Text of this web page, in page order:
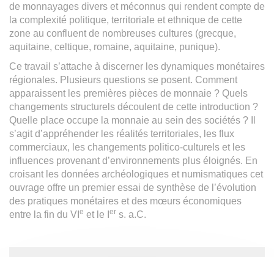
de monnayages divers et méconnus qui rendent compte de
la complexité politique, territoriale et ethnique de cette
zone au confluent de nombreuses cultures (grecque,
aquitaine, celtique, romaine, aquitaine, punique).
Ce travail s’attache à discerner les dynamiques monétaires
régionales. Plusieurs questions se posent. Comment
apparaissent les premières pièces de monnaie ? Quels
changements structurels découlent de cette introduction ?
Quelle place occupe la monnaie au sein des sociétés ? Il
s’agit d’appréhender les réalités territoriales, les flux
commerciaux, les changements politico-culturels et les
influences provenant d’environnements plus éloignés. En
croisant les données archéologiques et numismatiques cet
ouvrage offre un premier essai de synthèse de l’évolution
des pratiques monétaires et des mœurs économiques
entre la fin du VI e et le I er s. a.C.